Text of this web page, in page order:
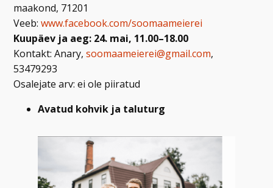
maakond, 71201
Veeb:www.facebook.com/soomaameierei
Kuupäev ja aeg: 24. mai, 11.00–18.00
Kontakt: Anary,soomaameierei@gmail.com,
53479293
Osalejate arv: ei ole piiratud
Avatud kohvik ja taluturg